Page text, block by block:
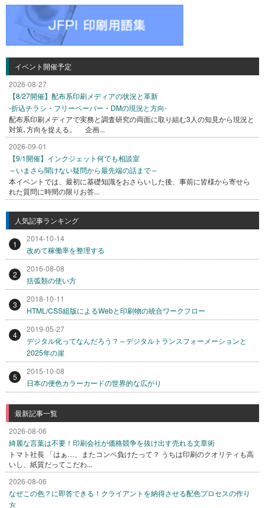
イベント開催予定
2026-08-27
【8/27開催】配布系印刷メディアの状況と革新
-折込チラシ・フリーペーパー・DMの現況と方向-
配布系印刷メディアで実務と調査研究の両面に取り組む3人の知見から現況と
対策､方向を捉える。 企画...
2026-09-01
【9/1開催】インクジェット何でも相談室
～いまさら聞けない疑問から最先端の話まで～
本イベントでは、最初に基礎知識をおさらいした後、事前に皆様から寄せら
れた質問に時間の限りお答...
人気記事ランキング
1
2014-10-14
改めて稼働率を整理する
2
2016-08-08
括弧類の使い方
3
2018-10-11
HTML/CSS組版によるWebと印刷物の統合ワークフロー
4
2019-05-27
デジタル化ってなんだろう？～デジタルトランスフォーメーションと
2025年の崖
5
2015-10-08
日本の便色カラーカードの世界的な広がり
最新記事一覧
2026-08-06
綺麗な言葉は不要！印刷会社が価格競争を抜け出す売れる文章術
トマト社長 「はぁ…、またコンペ負けたって？ うちは印刷のクオリティも高
いし、紙質だってこだわ...
2026-08-06
なぜこの色？に即答できる！クライアントを納得させる配色プロセスの作り
方